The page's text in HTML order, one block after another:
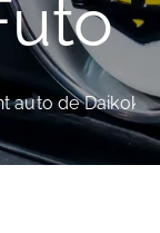
auto de Daikoku